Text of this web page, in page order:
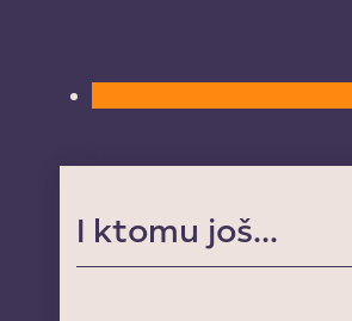
I ktomu još...